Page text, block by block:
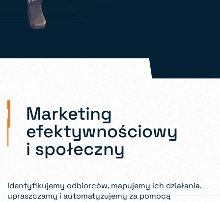
Marketing
efektywnościowy
i społeczny
Identyfikujemy odbiorców, mapujemy ich działania,
upraszczamy i automatyzujemy za pomocą